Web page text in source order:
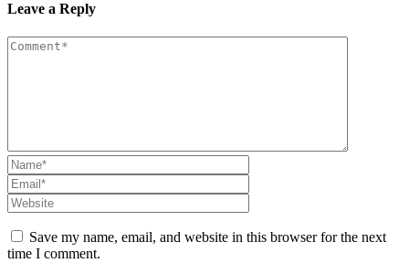
Leave a Reply
Save my name, email, and website in this browser for the next
time I comment.